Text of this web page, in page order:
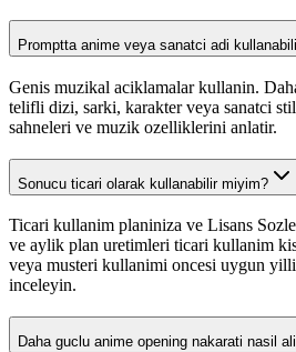
Promptta anime veya sanatci adi
Genis muzikal aciklamalar kullanin.
telifli dizi, sarki, karakter veya sanatci
sahneleri ve muzik ozelliklerini anlatir.
Sonucu ticari olarak kullanabilir miyim?
Ticari kullanim planiniza ve Lisans
ve aylik plan uretimleri ticari kullanim
veya musteri kullanimi oncesi uygun
inceleyin.
Daha guclu anime opening nakarati nasil